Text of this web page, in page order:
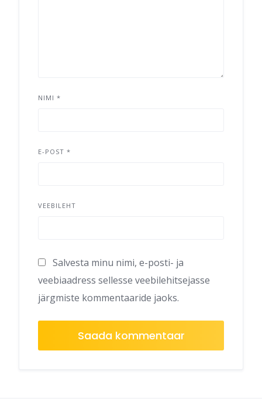
NIMI *
E-POST *
VEEBILEHT
Salvesta minu nimi, e-posti- ja
veebiaadress sellesse veebilehitsejasse
järgmiste kommentaaride jaoks.